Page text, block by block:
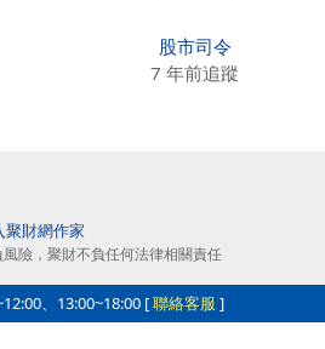
股市司令
7 年前追蹤
聚財網作家
險，聚財不負任何法律相關責任
、13:00~18:00 [聯絡客服 ]